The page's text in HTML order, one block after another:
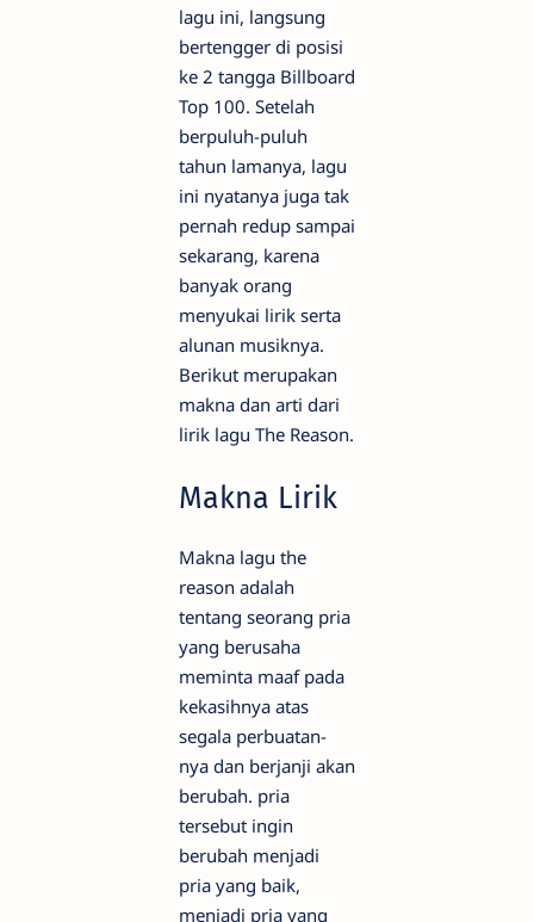
lagu ini, langsung
bertengger di posisi
ke 2 tangga Billboard
Top 100. Setelah
berpuluh-puluh
tahun lamanya, lagu
ini nyatanya juga tak
pernah redup sampai
sekarang, karena
banyak orang
menyukai lirik serta
alunan musiknya.
Berikut merupakan
makna dan arti dari
lirik lagu The Reason.
Makna Lirik
Makna lagu the
reason adalah
tentang seorang pria
yang berusaha
meminta maaf pada
kekasihnya atas
segala perbuatan-
nya dan berjanji akan
berubah. pria
tersebut ingin
berubah menjadi
pria yang baik,
menjadi pria yang